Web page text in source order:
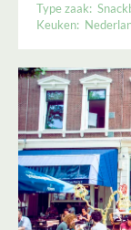
Type zaak:
Keuken: